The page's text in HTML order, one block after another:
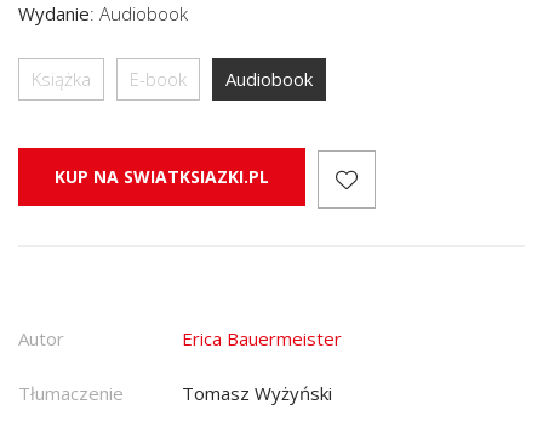
Wydanie: Audiobook
Książka E-book Audiobook
KUP NA SWIATKSIAZKI.PL
Autor Erica Bauermeister
Tłumaczenie Tomasz Wyżyński